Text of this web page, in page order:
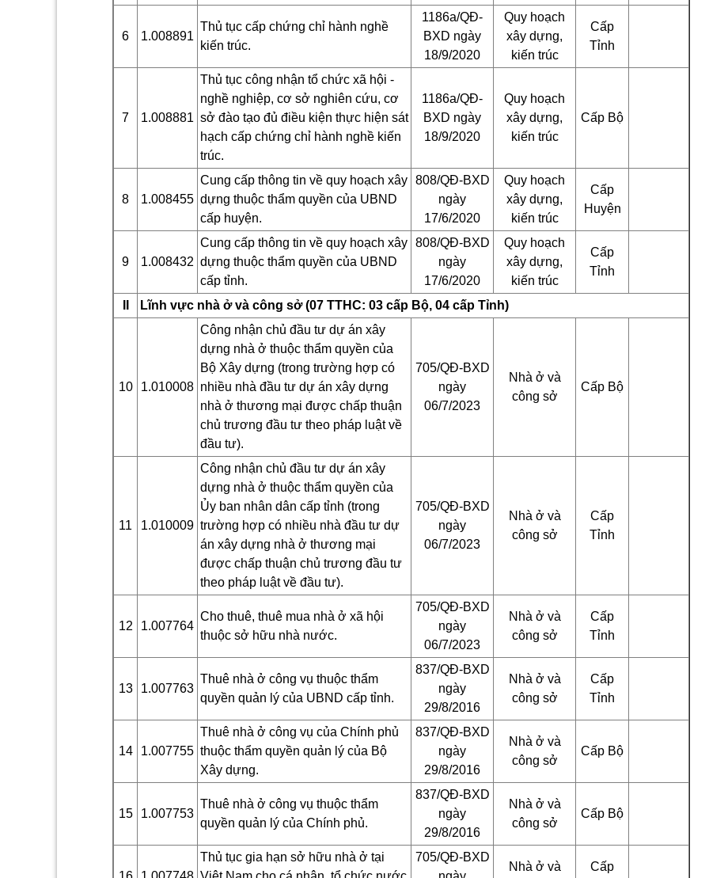
6 1.008891
Thủ tục cấp chứng chỉ hành nghề
kiến trúc.
1186a/QĐ-
BXD ngày
18/9/2020
Quy hoạch
xây dựng,
kiến trúc
Cấp
Tỉnh
7 1.008881
Thủ tục công nhận tổ chức xã hội -
nghề nghiệp, cơ sở nghiên cứu, cơ
sở đào tạo đủ điều kiện thực hiện sát
hạch cấp chứng chỉ hành nghề kiến
trúc.
1186a/QĐ-
BXD ngày
18/9/2020
Quy hoạch
xây dựng,
kiến trúc
Cấp Bộ
8 1.008455
Cung cấp thông tin về quy hoạch xây
dựng thuộc thẩm quyền của UBND
cấp huyện.
808/QĐ-BXD
ngày
17/6/2020
Quy hoạch
xây dựng,
kiến trúc
Cấp
Huyện
9 1.008432
Cung cấp thông tin về quy hoạch xây
dựng thuộc thẩm quyền của UBND
cấp tỉnh.
808/QĐ-BXD
ngày
17/6/2020
Quy hoạch
xây dựng,
kiến trúc
Cấp
Tỉnh
Lĩnh vực nhà ở và công sở (07 TTHC: 03 cấp Bộ, 04 cấp Tỉnh)
10 1.010008
Công nhận chủ đầu tư dự án xây
dựng nhà ở thuộc thẩm quyền của
Bộ Xây dựng (trong trường hợp có
nhiều nhà đầu tư dự án xây dựng
nhà ở thương mại được chấp thuận
chủ trương đầu tư theo pháp luật về
đầu tư).
705/QĐ-BXD
ngày
06/7/2023
Nhà ở và
công sở
Cấp Bộ
11 1.010009
Công nhận chủ đầu tư dự án xây
dựng nhà ở thuộc thẩm quyền của
Ủy ban nhân dân cấp tỉnh (trong
trường hợp có nhiều nhà đầu tư dự
án xây dựng nhà ở thương mại
được chấp thuận chủ trương đầu tư
theo pháp luật về đầu tư).
705/QĐ-BXD
ngày
06/7/2023
Nhà ở và
công sở
Cấp
Tỉnh
12 1.007764
Cho thuê, thuê mua nhà ở xã hội
thuộc sở hữu nhà nước.
705/QĐ-BXD
ngày
06/7/2023
Nhà ở và
công sở
Cấp
Tỉnh
13 1.007763
Thuê nhà ở công vụ thuộc thẩm
quyền quản lý của UBND cấp tỉnh.
837/QĐ-BXD
ngày
29/8/2016
Nhà ở và
công sở
Cấp
Tỉnh
14 1.007755
Thuê nhà ở công vụ của Chính phủ
thuộc thẩm quyền quản lý của Bộ
Xây dựng.
837/QĐ-BXD
ngày
29/8/2016
Nhà ở và
công sở
Cấp Bộ
15 1.007753
Thuê nhà ở công vụ thuộc thẩm
quyền quản lý của Chính phủ.
837/QĐ-BXD
ngày
29/8/2016
Nhà ở và
công sở
Cấp Bộ
Thủ tục gia hạn sở hữu nhà ở tại
705/QĐ-BXD
Nhà ở và Cấp